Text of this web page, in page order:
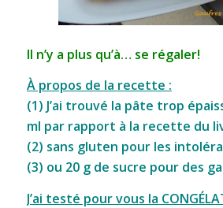
Il n’y a plus qu’à… se régaler!
À propos de la recette :
(1) J’ai trouvé la pâte trop
ml par rapport à la recette du
(2) sans gluten pour les
(3) ou 20 g de sucre pour des
J’ai testé pour vous la